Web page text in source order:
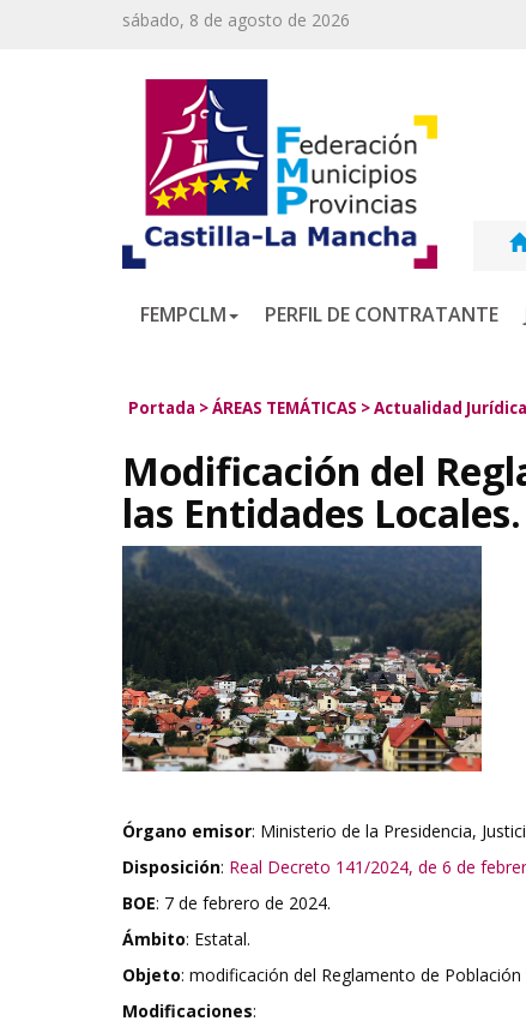
sábado, 8 de agosto de 2026
FEMPCLM PERFIL DE CONTRATANTE
Portada >ÁREAS TEMÁTICAS >Actualidad Jurídica
Modificación del
las Entidades Locales.
Órgano emisor: Ministerio de la Presidencia,
Disposición: Real Decreto 141/2024, de 6 de
BOE: 7 de febrero de 2024.
Ámbito: Estatal.
Objeto: modificación del Reglamento de
Modificaciones: